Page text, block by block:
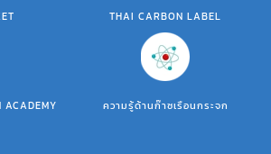
THAI CARBON LABEL
ACADEMY
ความรู้ด้านก๊าซเรือนกระจก